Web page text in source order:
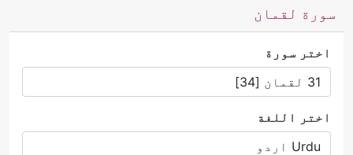
سورة لقمان
اختر سورة
اختر اللغة